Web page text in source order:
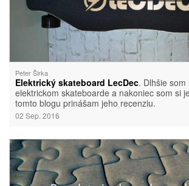
Peter Širka
Elektrický skateboard LecDec. Dlhšie
elektrickom skateboarde a nakoniec som si
tomto blogu prinášam jeho recenziu.
02 Sep. 2016